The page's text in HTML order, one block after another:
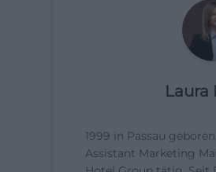
Laura
1999 in Passau
Assistant Marketing